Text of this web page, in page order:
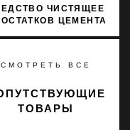
ЧИСТЯЩЕЕ
ЦЕМЕНТА
СМОТРЕТЬ ВСЕ
ТОВАРЫ